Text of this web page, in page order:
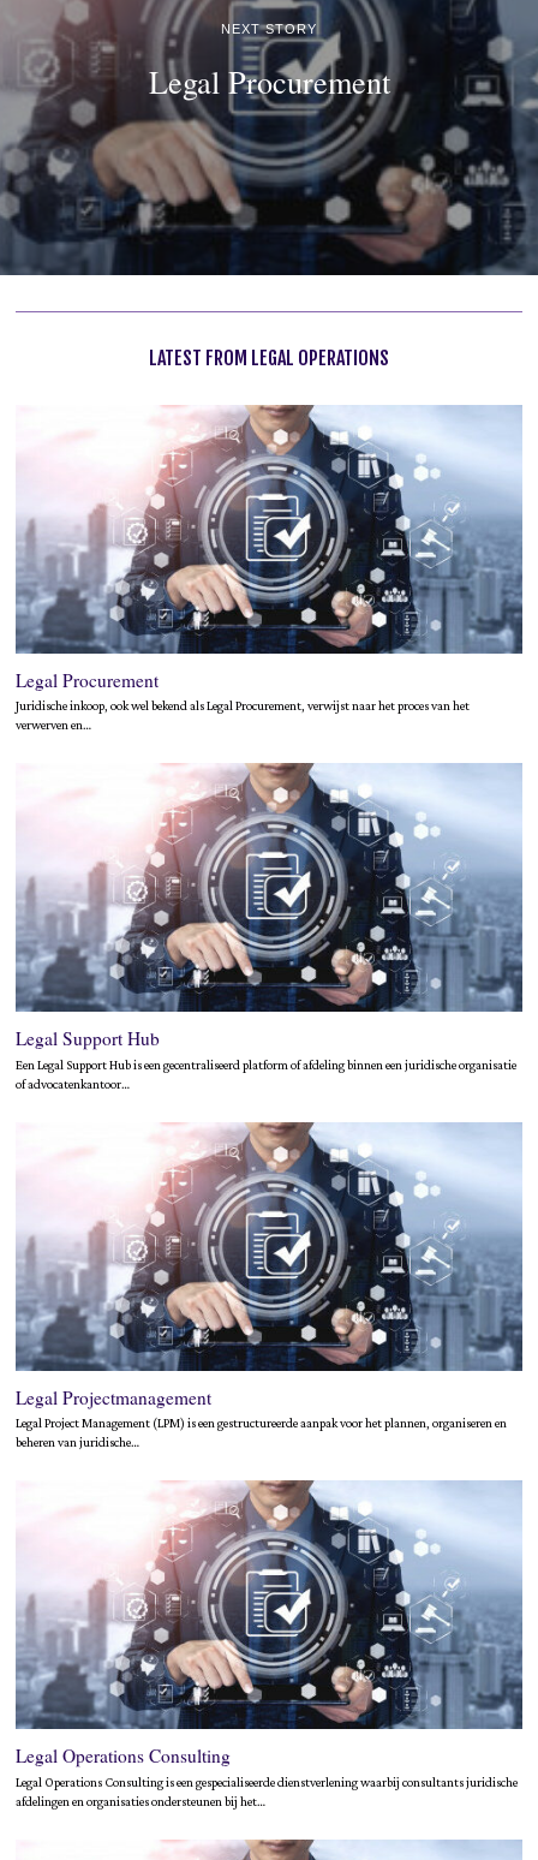
NEXT STORY
Legal Procurement
LATEST FROM LEGAL OPERATIONS
Legal Procurement
Juridische inkoop, ook wel bekend als Legal Procurement, verwijst naar het proces van het
verwerven en…
Legal Support Hub
Een Legal Support Hub is een gecentraliseerd platform of afdeling binnen een juridische organisatie
of advocatenkantoor…
Legal Projectmanagement
Legal Project Management (LPM) is een gestructureerde aanpak voor het plannen, organiseren en
beheren van juridische…
Legal Operations Consulting
Legal Operations Consulting is een gespecialiseerde dienstverlening waarbij consultants juridische
afdelingen en organisaties ondersteunen bij het…